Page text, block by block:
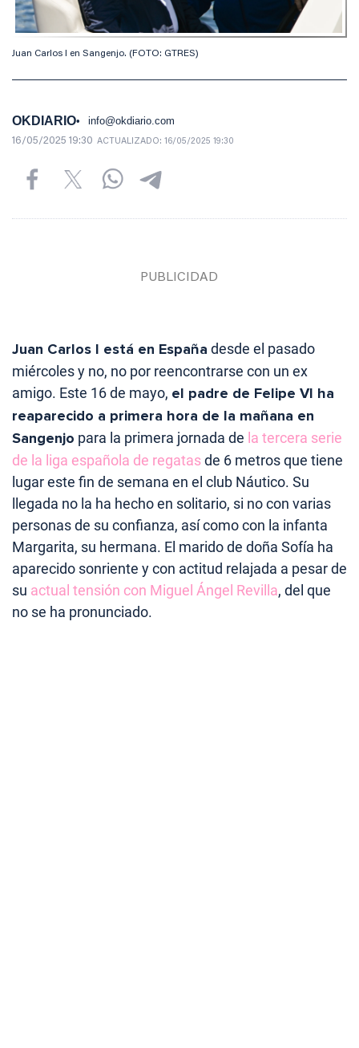
Juan Carlos I en Sangenjo. (FOTO: GTRES)
OKDIARIO info@okdiario.com
16/05/2025 19:30 ACTUALIZADO: 16/05/2025 19:30
Juan Carlos I está en España desde el pasado
miércoles y no, no por reencontrarse con un ex
amigo. Este 16 de mayo, el padre de Felipe VI ha
reaparecido a primera hora de la mañana en
Sangenjo para la primera jornada de la tercera serie
de la liga española de regatasde 6 metros que tiene
lugar este fin de semana en el club Náutico. Su
llegada no la ha hecho en solitario, si no con varias
personas de su confianza, así como con la infanta
Margarita, su hermana. El marido de doña Sofía ha
aparecido sonriente y con actitud relajada a pesar de
su actual tensión con Miguel Ángel Revilla, del que
no se ha pronunciado.